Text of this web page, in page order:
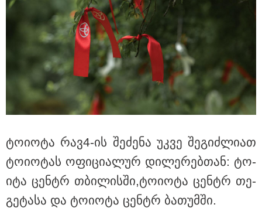
კატეგორიები
ტო­ი­ო­ტა რავ4-ის შე­ძე­ნა უკვე შე­გიძ­ლი­ათ
ტო­ი­ო­ტას ოფი­ცი­ა­ლურ დი­ლე­რებ­თან: ტო­
ი­ტა ცენ­ტრ თბი­ლის­ში,ტო­ი­ო­ტა ცენ­ტრ თე­
გე­ტა­სა და ტო­ი­ო­ტა ცენ­ტრ ბა­თუმ­ში.